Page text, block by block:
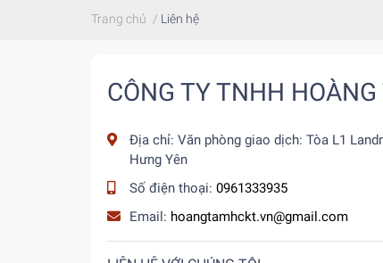
Trang chủ / Liên hệ
CÔNG TY TNHH
Địa chỉ: Văn phòng giao dịch: Tòa L1
Hưng Yên
Số điện thoại: 0961333935
Email: hoangtamhckt.vn@gmail.com